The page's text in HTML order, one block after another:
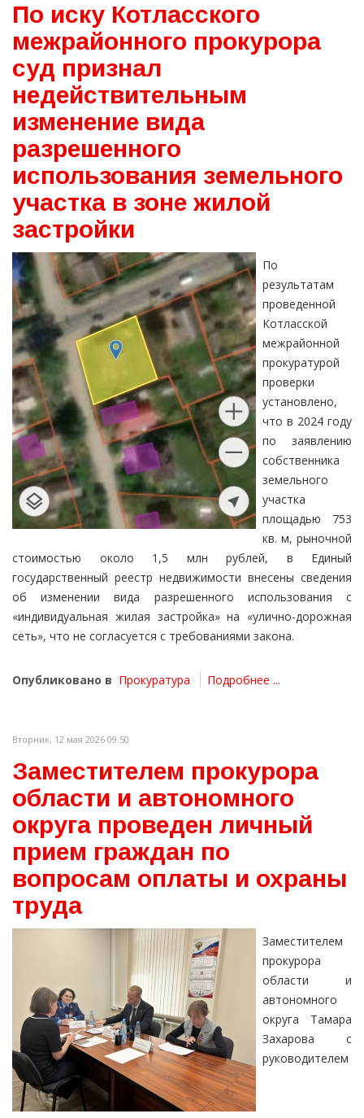
По иску Котласского
межрайонного прокурора
суд признал
недействительным
изменение вида
разрешенного
использования земельного
участка в зоне жилой
застройки
По
результатам
проведенной
Котласской
межрайонной
прокуратурой
проверки
установлено,
что в 2024 году
по заявлению
собственника
земельного
участка
площадью 753
кв. м, рыночной
стоимостью около 1,5 млн рублей, в Единый
государственный реестр недвижимости внесены сведения
об изменении вида разрешенного использования с
«индивидуальная жилая застройка» на «улично-дорожная
сеть», что не согласуется с требованиями закона.
Опубликовано в Прокуратура Подробнее ...
Вторник, 12 мая 2026 09:50
Заместителем прокурора
области и автономного
округа проведен личный
прием граждан по
вопросам оплаты и охраны
труда
Заместителем
прокурора
области и
автономного
округа Тамара
Захарова с
руководителем